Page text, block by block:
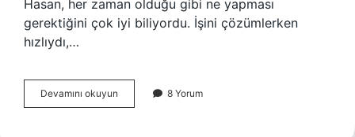
Hasan, her zaman olduğu gibi ne yapması
gerektiğini çok iyi biliyordu. İşini çözümlerken
hızlıydı,…
Devamını okuyun
hangi
8 Yorum